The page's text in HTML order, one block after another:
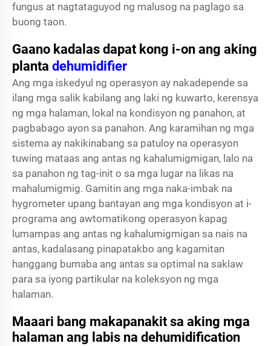
fungus at nagtataguyod ng malusog na paglago sa
buong taon.
Gaano kadalas dapat kong i-on ang aking
planta dehumidifier
Ang mga iskedyul ng operasyon ay nakadepende sa
ilang mga salik kabilang ang laki ng kuwarto, kerensya
ng mga halaman, lokal na kondisyon ng panahon, at
pagbabago ayon sa panahon. Ang karamihan ng mga
sistema ay nakikinabang sa patuloy na operasyon
tuwing mataas ang antas ng kahalumigmigan, lalo na
sa panahon ng tag-init o sa mga lugar na likas na
mahalumigmig. Gamitin ang mga naka-imbak na
hygrometer upang bantayan ang mga kondisyon at i-
programa ang awtomatikong operasyon kapag
lumampas ang antas ng kahalumigmigan sa nais na
antas, kadalasang pinapatakbo ang kagamitan
hanggang bumaba ang antas sa optimal na saklaw
para sa iyong partikular na koleksyon ng mga
halaman.
Maaari bang makapanakit sa aking mga
halaman ang labis na dehumidification